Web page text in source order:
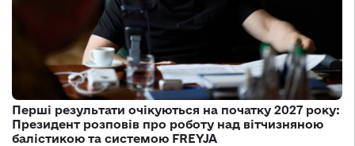
Перші результати очікуються на початку 2027 року:
Президент розповів про роботу над вітчизняною
балістикою та системою FREYJA